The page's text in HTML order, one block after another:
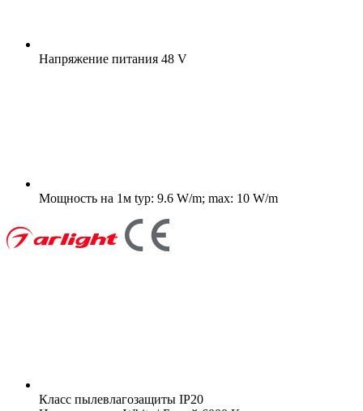
Напряжение питания 48 V
Мощность на 1м typ: 9.6 W/m; max: 10 W/m
Класс пылевлагозащиты IP20